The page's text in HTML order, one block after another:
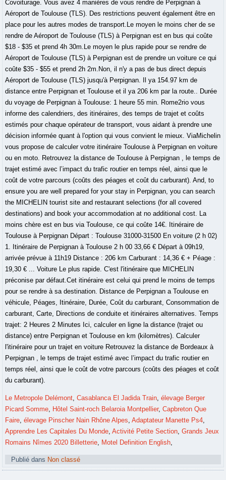
Le Metropole Delémont,Casablanca El Jadida Train,élevage Berger
Picard Somme, Hôtel Saint-roch Belaroia Montpellier,Capbreton Que
Faire,élevage Pinscher Nain Rhône Alpes,Adaptateur Manette Ps4,
Apprendre Les Capitales Du Monde,Activité Petite Section,Grands Jeux
Romains Nîmes 2020 Billetterie, Motel Definition English,
Publié dans Non classé